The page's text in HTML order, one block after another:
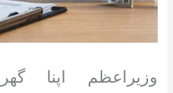
وزیراعظم اپنا